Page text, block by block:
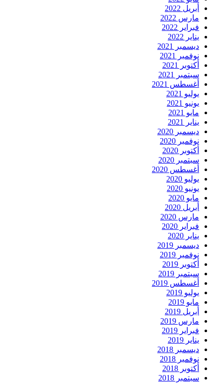
أبريل 2022
مارس 2022
فبراير 2022
يناير 2022
ديسمبر 2021
نوفمبر 2021
أكتوبر 2021
سبتمبر 2021
أغسطس 2021
يوليو 2021
يونيو 2021
مايو 2021
يناير 2021
ديسمبر 2020
نوفمبر 2020
أكتوبر 2020
سبتمبر 2020
أغسطس 2020
يوليو 2020
يونيو 2020
مايو 2020
أبريل 2020
مارس 2020
فبراير 2020
يناير 2020
ديسمبر 2019
نوفمبر 2019
أكتوبر 2019
سبتمبر 2019
أغسطس 2019
يوليو 2019
مايو 2019
أبريل 2019
مارس 2019
فبراير 2019
يناير 2019
ديسمبر 2018
نوفمبر 2018
أكتوبر 2018
سبتمبر 2018